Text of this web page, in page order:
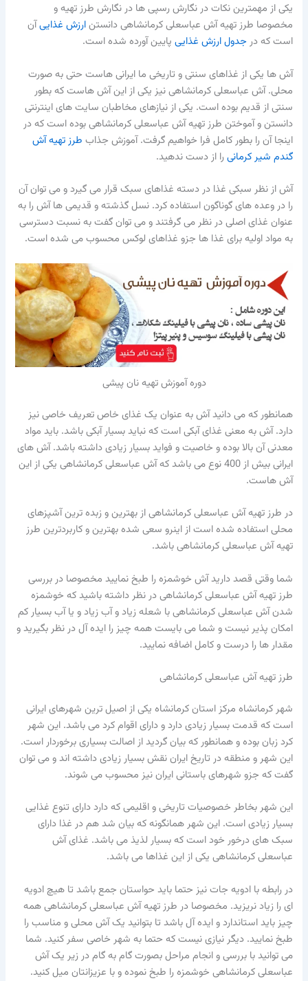
یکی از مهمترین نکات در نگارش رسپی ها در نگارش طرز تهیه و
مخصوصا طرز تهیه آش عباسعلی کرمانشاهی دانستنارزش غذاییآن
است که درجدول ارزش غذایی پایین آورده شده است.
آش ها یکی از غذاهای سنتی و تاریخی ما ایرانی هاست حتی به صورت
محلی. آش عباسعلی کرمانشاهی نیز یکی از این آش هاست که بطور
سنتی از قدیم بوده است. یکی از نیازهای مخاطبان سایت های اینترنتی
دانستن و آموختن طرز تهیه آش عباسعلی کرمانشاهی بوده است که در
اینجا آن را بطور کامل فرا خواهیم گرفت. آموزش جذاب طرز تهیه آش
گندم شیر کرمانیرا از دست ندهید.
آش از نظر سبکی غذا در دسته غذاهای سبک قرار می گیرد و می توان آن
را در وعده های گوناگون استفاده کرد. نسل گذشته و قدیمی ها آش را به
عنوان غذای اصلی در نظر می گرفتند و می توان گفت به نسبت دسترسی
به مواد اولیه برای غذا ها جزو غذاهای لوکس محسوب می شده است.
دوره آموزش تهیه نان پیشی
همانطور که می دانید آش به عنوان یک غذای خاص تعریف خاصی نیز
دارد. آش به معنی غذای آبکی است که نباید بسیار آبکی باشد. باید مواد
معدنی آن بالا بوده و خاصیت و فواید بسیار زیادی داشته باشد. آش های
ایرانی بیش از 400 نوع می باشد که آش عباسعلی کرمانشاهی یکی از این
آش هاست.
در طرز تهیه آش عباسعلی کرمانشاهی از بهترین و زبده ترین آشپزهای
محلی استفاده شده است از اینرو سعی شده بهترین و کاربردترین طرز
تهیه آش عباسعلی کرمانشاهی باشد.
شما وقتی قصد دارید آش خوشمزه را طبخ نمایید مخصوصا در بررسی
طرز تهیه آش عباسعلی کرمانشاهی در نظر داشته باشید که خوشمزه
شدن آش عباسعلی کرمانشاهی با شعله زیاد و آب زیاد و یا آب بسیار کم
امکان پذیر نیست و شما می بایست همه چیز را ایده آل در نظر بگیرید و
مقدار ها را درست و کامل اضافه نمایید.
طرز تهیه آش عباسعلی کرمانشاهی
شهر کرمانشاه مرکز استان کرمانشاه یکی از اصیل ترین شهرهای ایرانی
است که قدمت بسیار زیادی دارد و دارای اقوام کرد می باشد. این شهر
کرد زبان بوده و همانطور که بیان گردید از اصالت بسیاری برخوردار است.
این شهر و منطقه در تاریخ ایران نقش بسیار زیادی داشته اند و می توان
گفت که جزو شهرهای باستانی ایران نیز محسوب می شوند.
این شهر بخاطر خصوصیات تاریخی و اقلیمی که دارد دارای تنوع غذایی
بسیار زیادی است. این شهر همانگونه که بیان شد هم در غذا دارای
سبک های درخور خود است که بسیار لذیذ می باشد. غذای آش
عباسعلی کرمانشاهی یکی از این غذاها می باشد.
در رابطه با ادویه جات نیز حتما باید حواستان جمع باشد تا هیچ ادویه
ای را زیاد نریزید. مخصوصا در طرز تهیه آش عباسعلی کرمانشاهی همه
چیز باید استاندارد و ایده آل باشد تا بتوانید یک آش محلی و مناسب را
طبخ نمایید. دیگر نیازی نیست که حتما به شهر خاصی سفر کنید. شما
می توانید با بررسی و انجام مراحل بصورت گام به گام در زیر یک آش
عباسعلی کرمانشاهی خوشمزه را طبخ نموده و با عزیزانتان میل کنید.